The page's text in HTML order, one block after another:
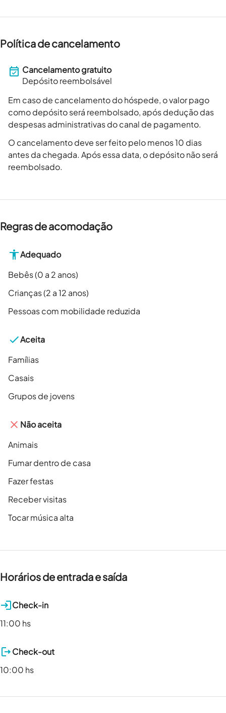
Política de cancelamento
Cancelamento gratuito
Depósito reembolsável
Em caso de cancelamento do hóspede, o valor pago
como depósito será reembolsado, após dedução das
despesas administrativas do canal de pagamento.
O cancelamento deve ser feito pelo menos 10 dias
antes da chegada. Após essa data, o depósito não será
reembolsado.
Regras de acomodação
Adequado
Bebês (0 a 2 anos)
Crianças (2 a 12 anos)
Pessoas com mobilidade reduzida
Aceita
Famílias
Casais
Grupos de jovens
Não aceita
Animais
Fumar dentro de casa
Fazer festas
Receber visitas
Tocar música alta
Horários de entrada e saída
Check-in
11:00 hs
Check-out
10:00 hs